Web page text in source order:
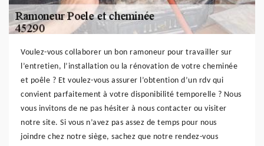
Voulez-vous collaborer un bon ramoneur pour travailler sur
l’entretien, l’installation ou la rénovation de votre cheminée
et poêle ? Et voulez-vous assurer l’obtention d’un rdv qui
convient parfaitement à votre disponibilité temporelle ? Nous
vous invitons de ne pas hésiter à nous contacter ou visiter
notre site. Si vous n’avez pas assez de temps pour nous
joindre chez notre siège, sachez que notre rendez-vous